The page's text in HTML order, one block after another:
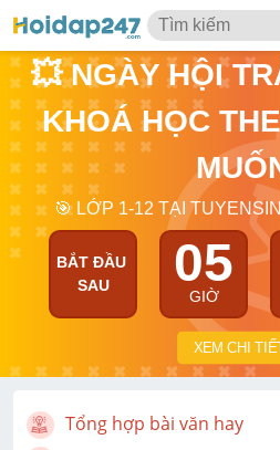
💥 NGÀY HỘI
KHOÁ HỌC
🎯 LỚP 1-12 TẠI
BẮT ĐẦU
SAU
05
GIỜ
XEM CHI
Tổng hợp bài văn hay